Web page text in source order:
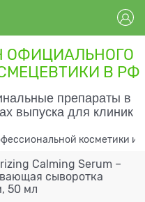
ОФИЦИАЛЬНОГО
В РФ
препараты в
выпуска для клиник
косметики и
Calming Serum –
сыворотка
50 мл